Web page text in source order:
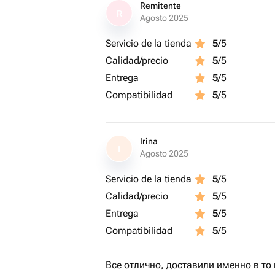
Remitente
Agosto 2025
Servicio de la tienda 5/5
Calidad/precio
5/5
Entrega
5/5
Compatibilidad
5/5
I
Irina
Agosto 2025
Servicio de la tienda 5/5
Calidad/precio
5/5
Entrega
5/5
Compatibilidad
5/5
Все отлично, доставили именно в